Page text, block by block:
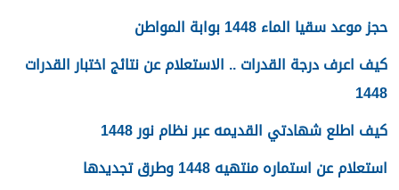
حجز موعد سقيا الماء 1448 بوابة المواطن
كيف اعرف درجة القدرات .. الاستعلام عن نتائج اختبار القدرات
1448
كيف اطلع شهادتي القديمه عبر نظام نور 1448
استعلام عن استماره منتهيه 1448 وطرق تجديدها